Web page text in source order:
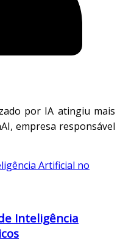
por IA atingiu mais
empresa responsável
Inteligência